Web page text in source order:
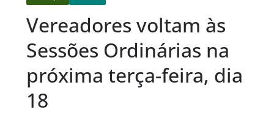
Vereadores voltam às
Sessões Ordinárias na
próxima terça-feira, dia
18